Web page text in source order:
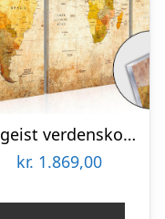
Artgeist verdenskort – Antique Journeys plexiglas billede, 3-delt – flere størrelser 120×80
kr. 1.869,00